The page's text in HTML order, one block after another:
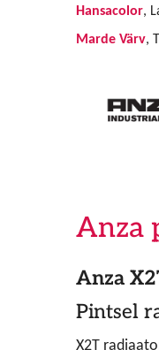
Hansacolor,
Marde Värv,
Anza
Anza
Pintsel
X2T